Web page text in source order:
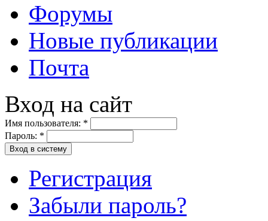
Форумы
Новые публикации
Почта
Вход на сайт
Имя пользователя: *
Пароль: *
Вход в систему
Регистрация
Забыли пароль?